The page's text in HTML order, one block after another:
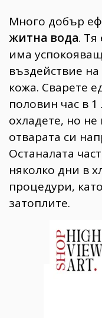
Много добър
житна вода. Тя
има
въздействие
кожа. Сварете
половин час в
охладете, но не
отварата си
Останалата
няколко дни в
процедури,
затоплите.